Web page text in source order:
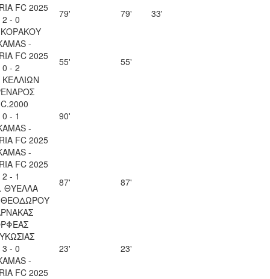
FC 2025
2 - 0
79' 79' 33'
-
FC 2025
0 - 2
55' 55'
0 - 1
-
FC 2025
90'
-
FC 2025
2 - 1
ΘΥΕΛΛΑ
ΘΕΟΔΩΡΟΥ
87' 87'
3 - 0
-
FC 2025
23' 23'